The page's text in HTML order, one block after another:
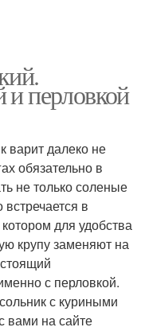
и перловкой
варит далеко не
обязательно в
не только соленые
в
для удобства
крупу заменяют на
с перловкой.
с куриными
вами на сайте